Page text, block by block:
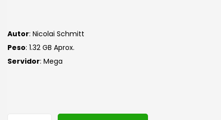
Autor: Nicolai Schmitt
Peso: 1.32 GB Aprox.
Servidor: Mega